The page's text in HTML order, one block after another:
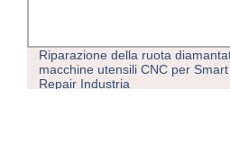
Riparazione della ruota
macchine utensili CNC per Smart
Repair Industria